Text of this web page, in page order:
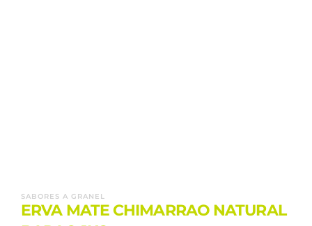
SABORES A GRANEL
ERVA MATE CHIMARRAO NATURAL